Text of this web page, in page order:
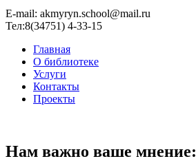
Е-mail: akmyryn.school@mail.ru
Тел:8(34751) 4-33-15
Главная
О библиотеке
Услуги
Контакты
Проекты
Нам важно ваше мнение: